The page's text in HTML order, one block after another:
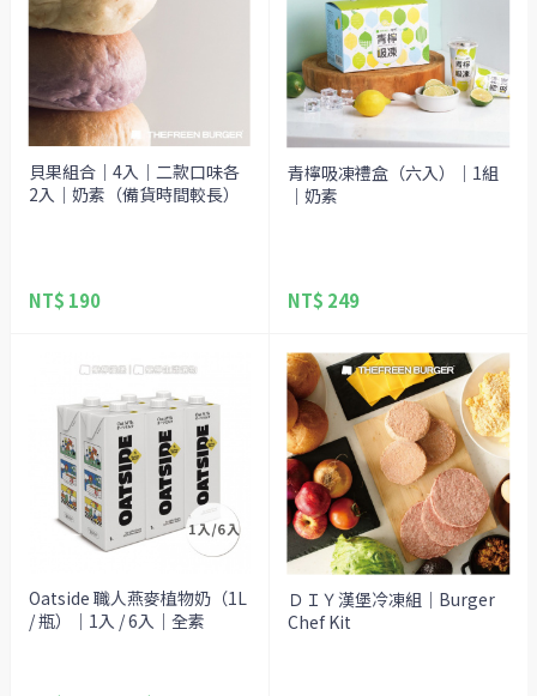
貝果組合｜4入｜二款口味各
2入｜奶素（備貨時間較長）
NT$ 190
青檸吸凍禮盒（六入）｜1組
｜奶素
NT$ 249
Oatside 職人燕麥植物奶（1L
/ 瓶）｜1入 / 6入｜全素
ＤＩＹ漢堡冷凍組｜Burger
Chef Kit